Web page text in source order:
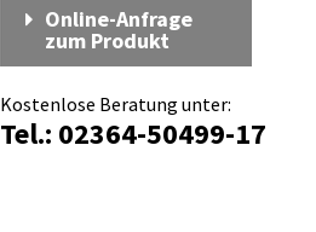
Online-Anfrage
zum Produkt
Kostenlose Beratung unter:
Tel.: 02364-50499-17